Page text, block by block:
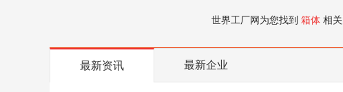
世界工厂网为您找到 箱体 相
最新资讯 最新企业